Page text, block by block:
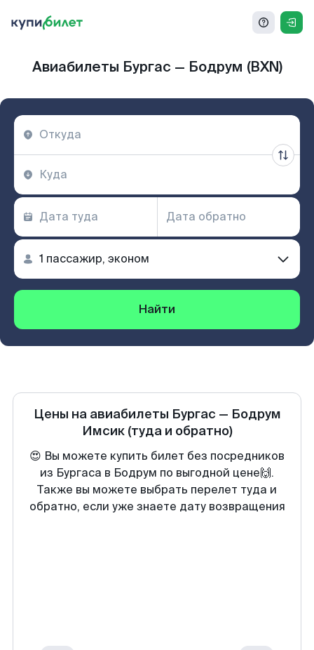
Авиабилеты Бургас — Бодрум (BXN)
Найти
Цены на авиабилеты Бургас — Бодрум
Имсик (туда и обратно)
😍 Вы можете купить билет без посредников
из Бургаса в Бодрум по выгодной цене🙌.
Также вы можете выбрать перелет туда и
обратно, если уже знаете дату возвращения